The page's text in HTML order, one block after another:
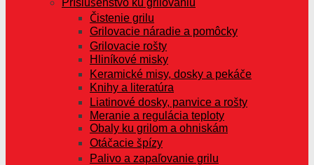
Príslušenstvo ku grilovaniu
Čistenie grilu
Grilovacie náradie a pomôcky
Grilovacie rošty
Hliníkové misky
Keramické misy, dosky a pekáče
Knihy a literatúra
Liatinové dosky, panvice a rošty
Meranie a regulácia teploty
Obaly ku grilom a ohniskám
Otáčacie špízy
Palivo a zapaľovanie grilu